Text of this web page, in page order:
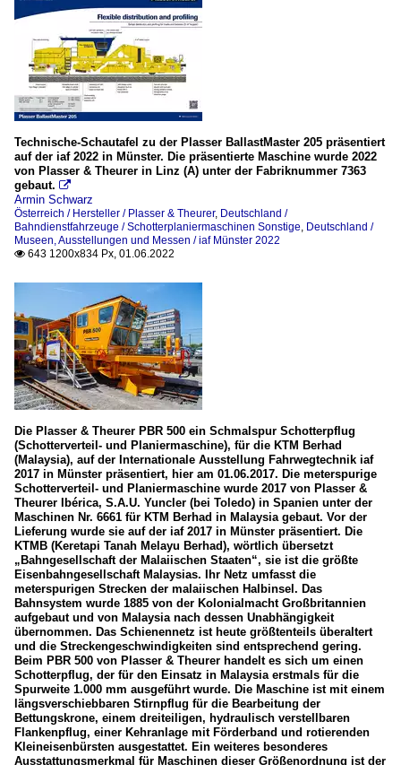
Technische-Schautafel zu der Plasser BallastMaster 205 präsentiert
auf der iaf 2022 in Münster. Die präsentierte Maschine wurde 2022
von Plasser & Theurer in Linz (A) unter der Fabriknummer 7363
gebaut. 
Armin Schwarz
Österreich / Hersteller / Plasser & Theurer, Deutschland /
Bahndienstfahrzeuge / Schotterplaniermaschinen Sonstige Deutschland /
Museen, Ausstellungen und Messen / iaf Münster 2022
 643 1200x834 Px, 01.06.2022
Die Plasser & Theurer PBR 500 ein Schmalspur Schotterpflug
(Schotterverteil- und Planiermaschine), für die KTM Berhad
(Malaysia), auf der Internationale Ausstellung Fahrwegtechnik iaf
2017 in Münster präsentiert, hier am 01.06.2017. Die meterspurige
Schotterverteil- und Planiermaschine wurde 2017 von Plasser &
Theurer Ibérica, S.A.U. Yuncler (bei Toledo) in Spanien unter der
Maschinen Nr. 6661 für KTM Berhad in Malaysia gebaut. Vor der
Lieferung wurde sie auf der iaf 2017 in Münster präsentiert. Die
KTMB (Keretapi Tanah Melayu Berhad), wörtlich übersetzt
„Bahngesellschaft der Malaiischen Staaten“, sie ist die größte
Eisenbahngesellschaft Malaysias. Ihr Netz umfasst die
meterspurigen Strecken der malaiischen Halbinsel. Das
Bahnsystem wurde 1885 von der Kolonialmacht Großbritannien
aufgebaut und von Malaysia nach dessen Unabhängigkeit
übernommen. Das Schienennetz ist heute größtenteils überaltert
und die Streckengeschwindigkeiten sind entsprechend gering.
Beim PBR 500 von Plasser & Theurer handelt es sich um einen
Schotterpflug, der für den Einsatz in Malaysia erstmals für die
Spurweite 1.000 mm ausgeführt wurde. Die Maschine ist mit einem
längsverschiebbaren Stirnpflug für die Bearbeitung der
Bettungskrone, einem dreiteiligen, hydraulisch verstellbaren
Flankenpflug, einer Kehranlage mit Förderband und rotierenden
Kleineisenbürsten ausgestattet. Ein weiteres besonderes
Ausstattungsmerkmal für Maschinen dieser Größenordnung ist der